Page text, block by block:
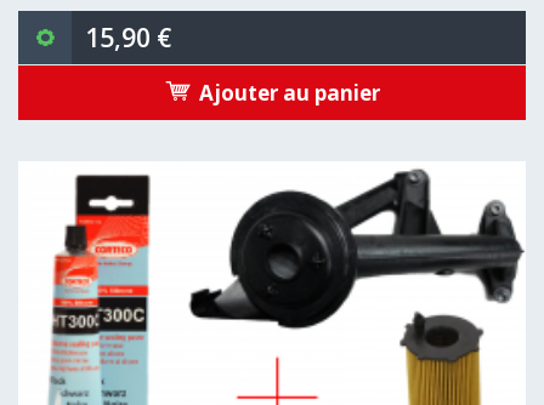
15,90 €
Ajouter au panier